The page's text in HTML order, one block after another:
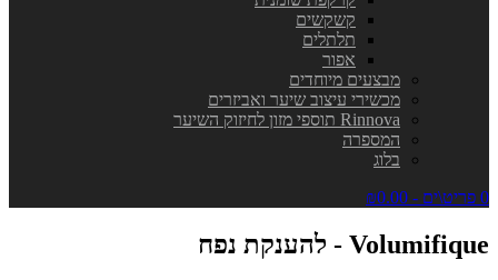
קשקשים
תלתלים
אפור
מבצעים מיוחדים
מכשירי עיצוב שיער ואביזרים
Rinnova תוספי מזון לחיזוק השיער
המספרה
בלוג
0 פריט\ים - ₪0.00
Volumifique - להענקת נפח